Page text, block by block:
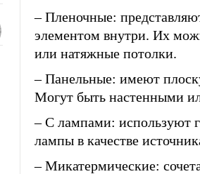
– Пленочные:
элементом внутри. Их
или натяжные потолки.
– Панельные: имеют
Могут быть настенными
– С лампами: используют
лампы в качестве
– Микатермические: